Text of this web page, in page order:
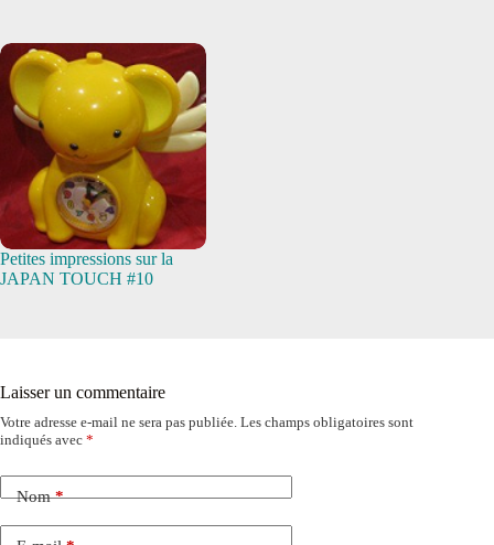
Petites impressions sur la
JAPAN TOUCH #10
Laisser un commentaire
Votre adresse e-mail ne sera pas publiée. Les champs obligatoires sont
indiqués avec *
Nom*